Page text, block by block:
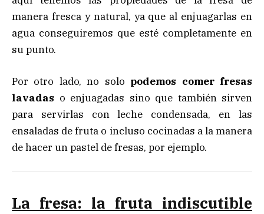
manera fresca y natural, ya que al enjuagarlas en
agua conseguiremos que esté completamente en
su punto.
Por otro lado, no solo podemos comer fresas
lavadas o enjuagadas sino que también sirven
para servirlas con leche condensada, en las
ensaladas de fruta o incluso cocinadas a la manera
de hacer un pastel de fresas, por ejemplo.
La fresa: la fruta indiscutible